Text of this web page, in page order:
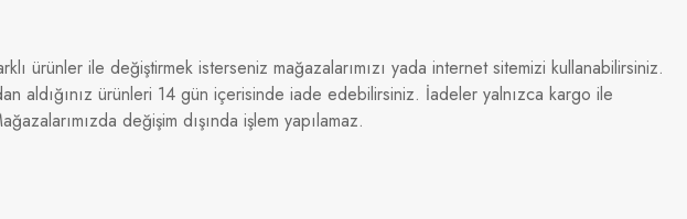
ürünler ile değiştirmek isterseniz mağazalarımızı yada internet sitemizi kullanabilirsiniz.
aldığınız ürünleri 14 gün içerisinde iade edebilirsiniz. İadeler yalnızca kargo ile
değişim dışında işlem yapılamaz.